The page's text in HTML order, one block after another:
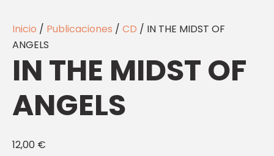
Inicio / Publicaciones / CD / IN THE MIDST OF
ANGELS
IN THE MIDST OF
ANGELS
12,00 €